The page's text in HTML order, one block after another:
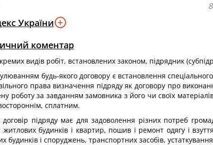
України
коментар
видів робіт, встановлених законом, підрядник
будь-якого договору є встановлення
права визначення підряду як договору про
роботу за завданням замовника з його чи своїх
сплатним.
підряду має для задоволення різних потреб
будинків і квартир, пошив і ремонт одягу і
будинків і споруджень, транспортних засобів,